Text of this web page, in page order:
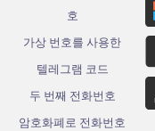
호
가상 번호를 사용한
텔레그램 코드
두 번째 전화번호
암호화폐로 전화번호